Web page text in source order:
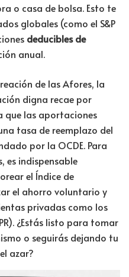
o casa de bolsa. Esto te
globales (como el S&P
deducibles de
anual.
de las Afores, la
digna recae por
que las aportaciones
tasa de reemplazo del
por la OCDE. Para
es indispensable
el Índice de
el ahorro voluntario y
privadas como los
. ¿Estás listo para tomar
o seguirás dejando tu
azar?